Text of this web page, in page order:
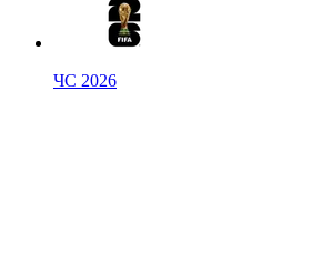
ЧС 2026